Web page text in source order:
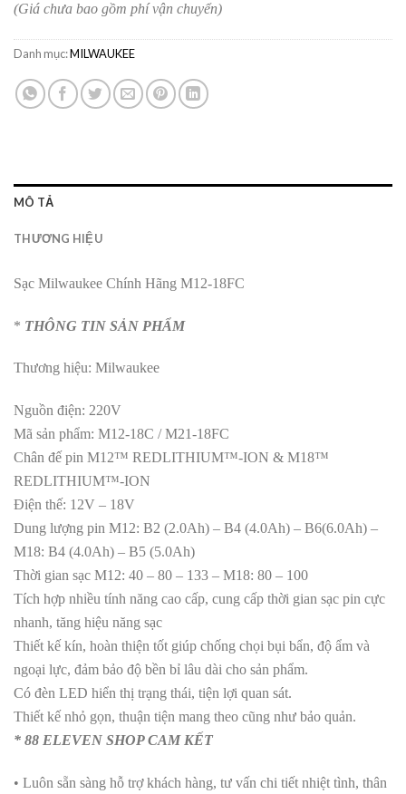
(Giá chưa bao gồm phí vận chuyển)
Danh mục:MILWAUKEE
MÔ TẢ
THƯƠNG HIỆU
Sạc Milwaukee Chính Hãng M12-18FC
* THÔNG TIN SẢN PHẨM
Thương hiệu: Milwaukee
Nguồn điện: 220V
Mã sản phẩm: M12-18C / M21-18FC
Chân đế pin M12™ REDLITHIUM™-ION & M18™
REDLITHIUM™-ION
Điện thế: 12V – 18V
Dung lượng pin M12: B2 (2.0Ah) – B4 (4.0Ah) – B6(6.0Ah) –
M18: B4 (4.0Ah) – B5 (5.0Ah)
Thời gian sạc M12: 40 – 80 – 133 – M18: 80 – 100
Tích hợp nhiều tính năng cao cấp, cung cấp thời gian sạc pin cực
nhanh, tăng hiệu năng sạc
Thiết kế kín, hoàn thiện tốt giúp chống chọi bụi bẩn, độ ẩm và
ngoại lực, đảm bảo độ bền bỉ lâu dài cho sản phẩm.
Có đèn LED hiển thị trạng thái, tiện lợi quan sát.
Thiết kế nhỏ gọn, thuận tiện mang theo cũng như bảo quản.
* 88 ELEVEN SHOP CAM KẾT
• Luôn sẵn sàng hỗ trợ khách hàng, tư vấn chi tiết nhiệt tình, thân